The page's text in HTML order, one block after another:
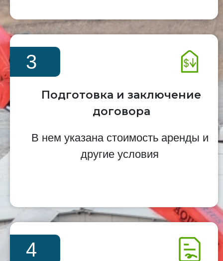
3
Подготовка и заключение
договора
В нем указана стоимость аренды и
другие условия
4